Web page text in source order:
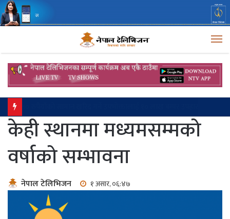
केही स्थानमा मध्यमसम्मको
वर्षाको सम्भावना
नेपाल टेलिभिजन १ असार, ०६:४७